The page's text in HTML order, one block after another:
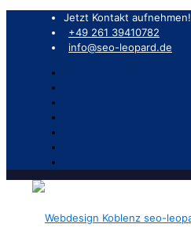
Jetzt Kontakt aufnehmen!
+49 261 39410782
info@seo-leopard.de